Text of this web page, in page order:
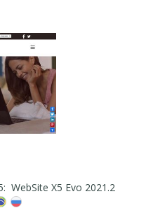
WebSite X5 Evo 2021.2